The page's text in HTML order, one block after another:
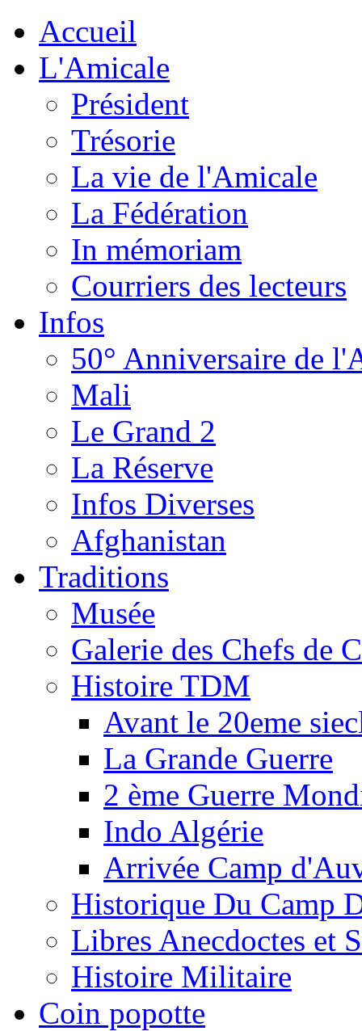
Accueil
L'Amicale
Président
Trésorie
La vie de l'Amicale
La Fédération
In mémoriam
Courriers des lecteurs
Infos
50° Anniversaire de
Mali
Le Grand 2
La Réserve
Infos Diverses
Afghanistan
Traditions
Musée
Galerie des Chefs de
Histoire TDM
Avant le 20eme
La Grande Guerre
2 ème Guerre
Indo Algérie
Arrivée Camp
Historique Du Camp
Libres Anecdoctes et
Histoire Militaire
Coin popotte